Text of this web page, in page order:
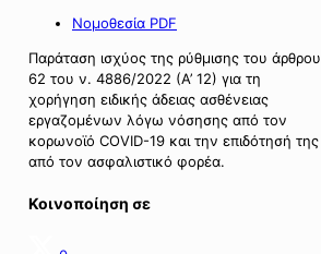
Νομοθεσία PDF
Παράταση ισχύος της ρύθμισης του άρθρου
62 του ν. 4886/2022 (Α’ 12) για τη
χορήγηση ειδικής άδειας ασθένειας
εργαζομένων λόγω νόσησης από τον
κορωνοϊό COVID-19 και την επιδότησή της
από τον ασφαλιστικό φορέα.
Κοινοποίηση σε